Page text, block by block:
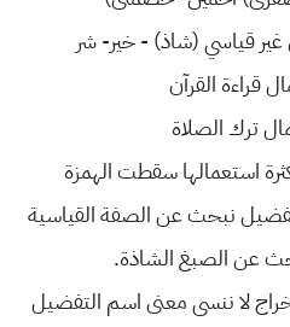
قياسي (شاذ) - خير- شر
ترك الصلاة
استعمالها سقطت الهمزة
نبحث عن الصفة القياسية
عن الصبغ الشاذة.
لا ننسى معنى اسم التفضيل